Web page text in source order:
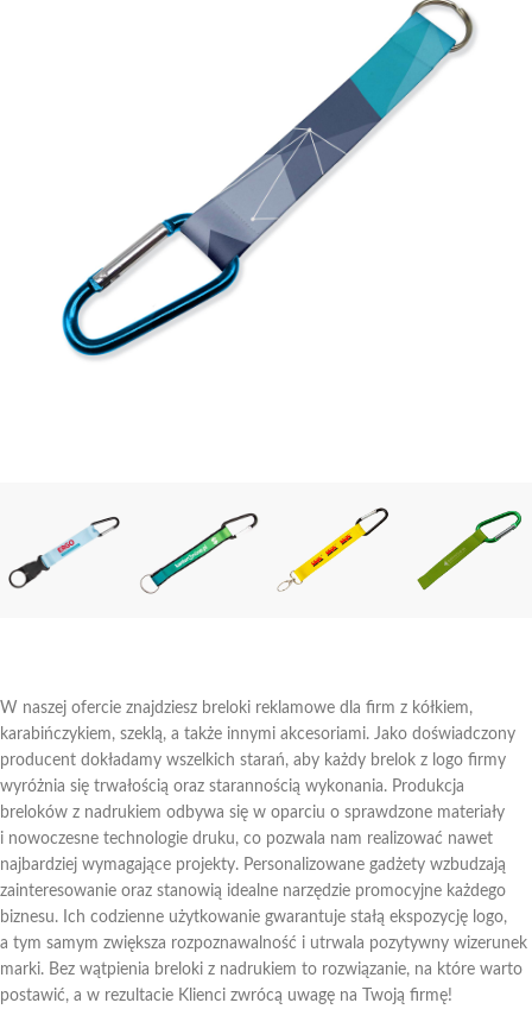
W naszej ofercie znajdziesz breloki reklamowe dla firm z kółkiem,
karabińczykiem, szeklą, a także innymi akcesoriami. Jako doświadczony
producent dokładamy wszelkich starań, aby każdy brelok z logo firmy
wyróżnia się trwałością oraz starannością wykonania. Produkcja
breloków z nadrukiem odbywa się w oparciu o sprawdzone materiały
i nowoczesne technologie druku, co pozwala nam realizować nawet
najbardziej wymagające projekty. Personalizowane gadżety wzbudzają
zainteresowanie oraz stanowią idealne narzędzie promocyjne każdego
biznesu. Ich codzienne użytkowanie gwarantuje stałą ekspozycję logo,
a tym samym zwiększa rozpoznawalność i utrwala pozytywny wizerunek
marki. Bez wątpienia breloki z nadrukiem to rozwiązanie, na które warto
postawić, a w rezultacie Klienci zwrócą uwagę na Twoją firmę!